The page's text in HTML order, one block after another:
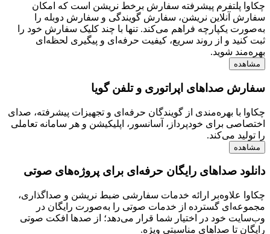
چکاوا پلتفرم پیشرفته سفارش برخط نریشن است که امکان
سفارش آنلاین نریشن، سفارش گویندگی و سفارش دوبله را
به‌صورت یکپارچه فراهم می‌کند. تنها با چند کلیک سفارش خود را
ثبت کنید و از روند سریع، کیفیت حرفه‌ای و پیگیری لحظه‌ای
بهره‌مند شوید.
مشاهده
سفارش صداهای اپراتوری و تلفن گویا
چکاوا با بهره‌مندی از گویندگان حرفه‌ای و تجهیزات پیشرفته، صدای
اختصاصی برای خودپرداز، آسانسور، اپلیکیشن و هر سامانه تعاملی
را تولید می‌کند.
مشاهده
دانلود صداهای رایگان حرفه‌ای برای پروژه‌های صوتی
چکاوا علاوه‌بر ارائه خدمات سفارشی ضبط نریشن و صداگذاری،
مجموعه‌ای گسترده از خدمات صوتی را به‌صورت رایگان در
وب‌سایت خود در اختیار شما قرار می‌دهد؛ از صدها افکت صوتی
رایگان تا صداهای مناسبتی ویژه.